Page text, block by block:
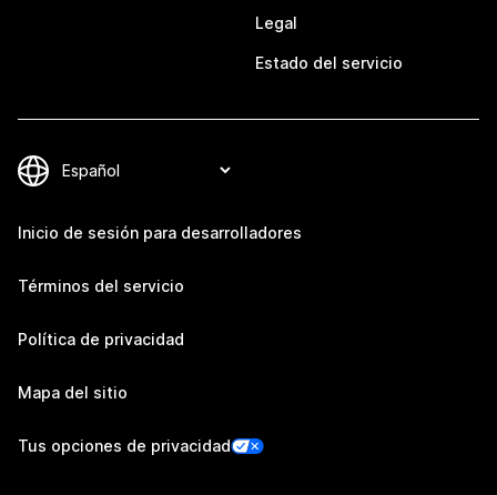
Legal
Estado del servicio
Inicio de sesión para desarrolladores
Términos del servicio
Política de privacidad
Mapa del sitio
Tus opciones de privacidad